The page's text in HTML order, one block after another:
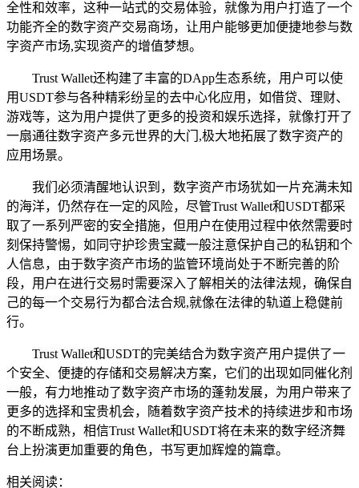
全性和效率，这种一站式的交易体验，就像为用户打造了一个
功能齐全的数字资产交易商场，让用户能够更加便捷地参与数
字资产市场,实现资产的增值梦想。
Trust Wallet还构建了丰富的DApp生态系统，用户可以使
用USDT参与各种精彩纷呈的去中心化应用，如借贷、理财、
游戏等，这为用户提供了更多的投资和娱乐选择，就像打开了
一扇通往数字资产多元世界的大门,极大地拓展了数字资产的
应用场景。
我们必须清醒地认识到，数字资产市场犹如一片充满未知
的海洋，仍然存在一定的风险，尽管Trust Wallet和USDT都采
取了一系列严密的安全措施，但用户在使用过程中依然需要时
刻保持警惕，如同守护珍贵宝藏一般注意保护自己的私钥和个
人信息，由于数字资产市场的监管环境尚处于不断完善的阶
段，用户在进行交易时需要深入了解相关的法律法规，确保自
己的每一个交易行为都合法合规,就像在法律的轨道上稳健前
行。
Trust Wallet和USDT的完美结合为数字资产用户提供了一
个安全、便捷的存储和交易解决方案，它们的出现如同催化剂
一般，有力地推动了数字资产市场的蓬勃发展，为用户带来了
更多的选择和宝贵机会，随着数字资产技术的持续进步和市场
的不断成熟，相信Trust Wallet和USDT将在未来的数字经济舞
台上扮演更加重要的角色，书写更加辉煌的篇章。
相关阅读：